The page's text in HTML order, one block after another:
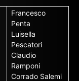
Francesco
Penta
Luisella
Pescatori
Claudio
Ramponi
Corrado Salemi